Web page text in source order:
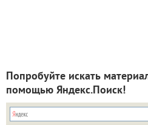
Попробуйте искать
помощью Яндекс.Поиск!